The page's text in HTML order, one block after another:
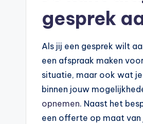
gesprek
Als jij een gesprek wilt
een afspraak maken
situatie, maar ook wat
binnen jouw
opnemen. Naast het
een offerte op maat